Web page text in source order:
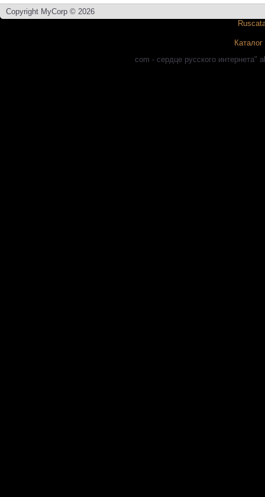
Copyright MyCorp © 2026
com - сердце русского интернета"